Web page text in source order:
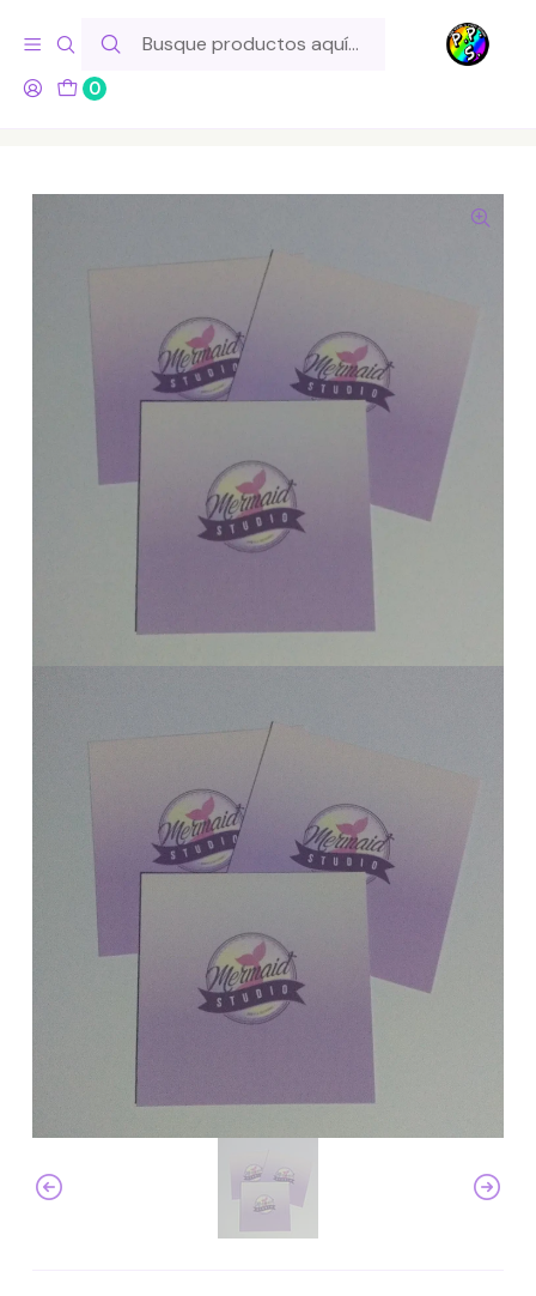
0
Hola! Si tu pedido incluye productos de fabricación propia,
ten en cuenta este tiempo para el despacho
Inicio Lo Hacemos Nosotros